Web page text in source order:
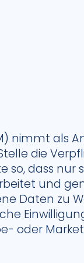
nimmt als
die
so, dass nur
und
Daten zu
oder